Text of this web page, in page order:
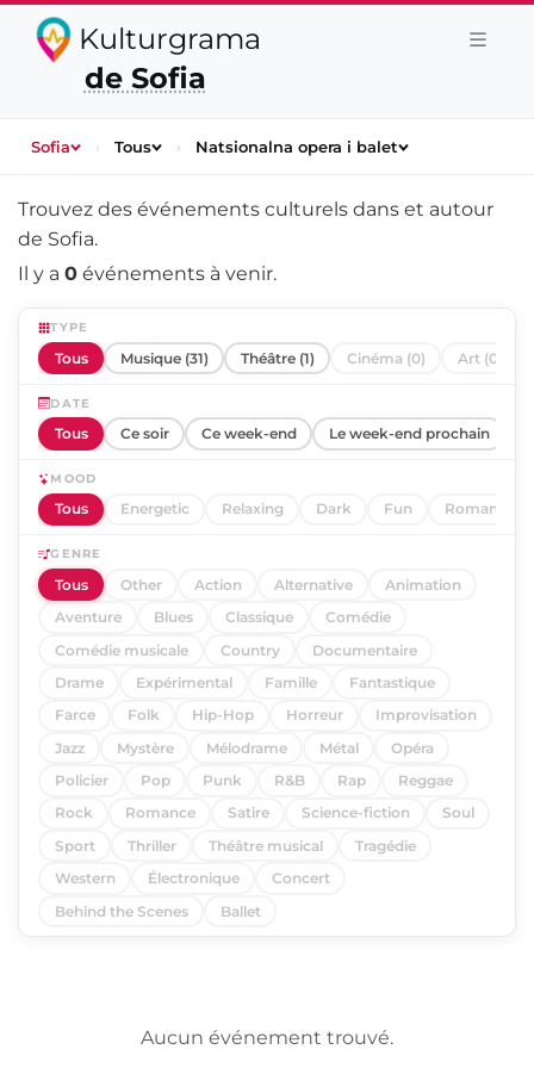
Kulturgrama
de Sofia
Sofia › Tous › Natsionalna opera i balet
Trouvez des événements culturels dans et autour
de Sofia.
Il y a 0 événements à venir.
TYPE
Tous Musique (31) Théâtre (1) Cinéma (0) Art (0)
DATE
Tous Ce soir Ce week-end Le week-end prochain
MOOD
Tous Energetic Relaxing Dark Fun Romantic
GENRE
Tous Other Action Alternative
Animation
Aventure
Blues Classique
Comédie
Comédie musicale
Country
Documentaire
Drame
Expérimental Famille
Fantastique
Farce
Folk Hip-Hop Horreur
Improvisation
Jazz
Mystère Mélodrame Métal
Opéra
Policier
Pop Punk R&B Rap
Reggae
Rock
Romance Satire Science-fiction
Soul
Sport
Thriller Théâtre musical
Tragédie
Western
Électronique
Concert
Behind the Scenes
Ballet
Aucun événement trouvé.